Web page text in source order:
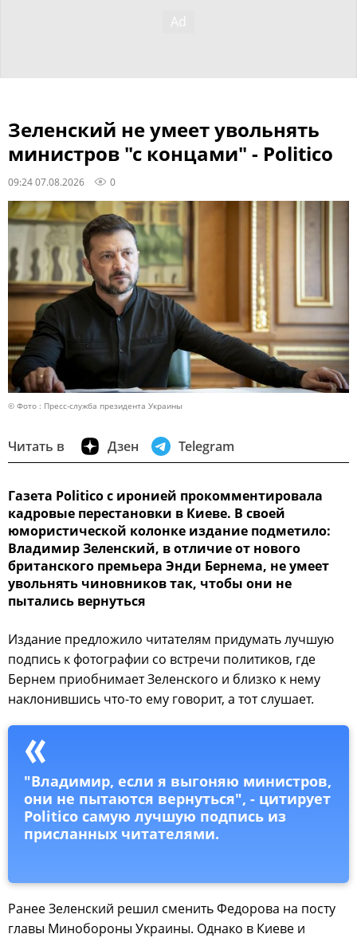
Зеленский не умеет увольнять
министров "с концами" - Politico
09:24 07.08.2026 0
© Фото : Пресс-служба президента Украины
Читать в Дзен Telegram
Газета Politico с иронией прокомментировала
кадровые перестановки в Киеве. В своей
юмористической колонке издание подметило:
Владимир Зеленский, в отличие от нового
британского премьера Энди Бернема, не умеет
увольнять чиновников так, чтобы они не
пытались вернуться
Издание предложило читателям придумать лучшую
подпись к фотографии со встречи политиков, где
Бернем приобнимает Зеленского и близко к нему
наклонившись что-то ему говорит, а тот слушает.
"Владимир, если я выгоняю министров,
они не пытаются вернуться", - цитирует
Politico самую лучшую подпись из
присланных читателями.
Ранее Зеленский решил сменить Федорова на посту
главы Минобороны Украины. Однако в Киеве и